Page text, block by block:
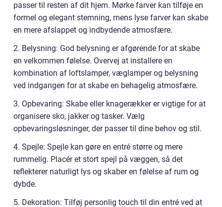
passer til resten af dit hjem. Mørke farver kan tilføje en
formel og elegant stemning, mens lyse farver kan skabe
en mere afslappet og indbydende atmosfære.
2. Belysning: God belysning er afgørende for at skabe
en velkommen følelse. Overvej at installere en
kombination af loftslamper, væglamper og belysning
ved indgangen for at skabe en behagelig atmosfære.
3. Opbevaring: Skabe eller knagerækker er vigtige for at
organisere sko, jakker og tasker. Vælg
opbevaringsløsninger, der passer til dine behov og stil.
4. Spejle: Spejle kan gøre en entré større og mere
rummelig. Placér et stort spejl på væggen, så det
reflekterer naturligt lys og skaber en følelse af rum og
dybde.
5. Dekoration: Tilføj personlig touch til din entré ved at